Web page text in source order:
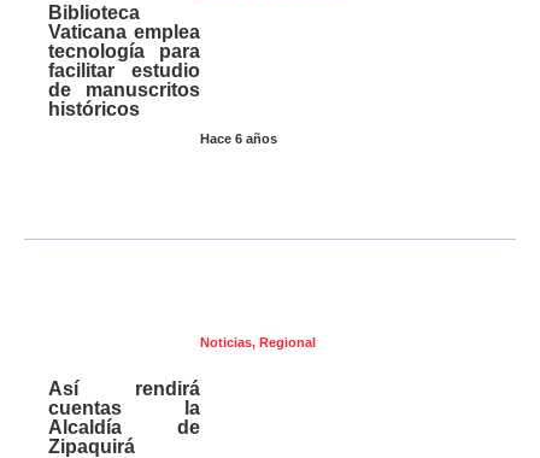
Hace 6 años
Biblioteca
Vaticana emplea
tecnología para
facilitar estudio
de manuscritos
históricos
Noticias, Regional
Así rendirá
cuentas la
Alcaldía de
Zipaquirá